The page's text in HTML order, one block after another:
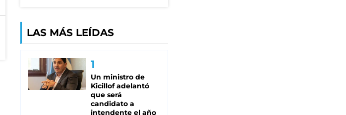
LAS MÁS LEÍDAS
Un ministro de
Kicillof adelantó
que será
candidato a
intendente el año